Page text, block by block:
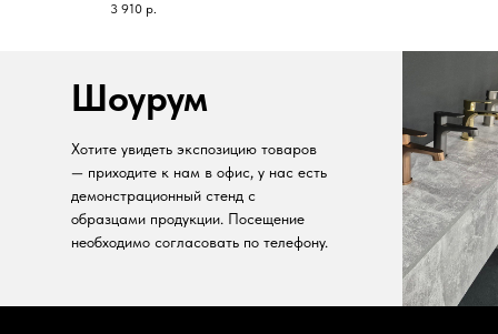
3 910 р.
Шоурум
Хотите увидеть экспозицию товаров
— приходите к нам в офис, у нас есть
демонстрационный стенд с
образцами продукции. Посещение
необходимо согласовать по телефону.